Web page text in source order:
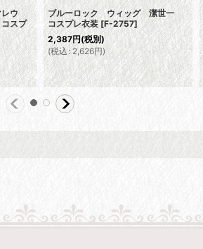
ウ
スプ
ブルーロック ウィッグ 潔世一
コスプレ衣装 [F-2757]
2,387円(税別)
(税込: 2,626円)